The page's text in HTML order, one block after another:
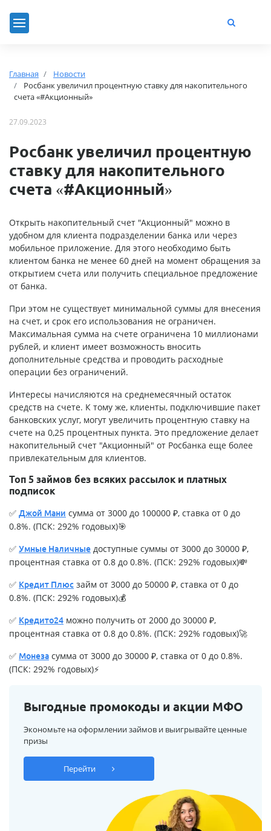
Главная
Новости
Росбанк увеличил процентную ставку для накопительного
счета «#Акционный»
27.09.2023
Росбанк увеличил процентную
ставку для накопительного
счета «#Акционный»
Открыть накопительный счет "Акционный" можно в
удобном для клиента подразделении банка или через
мобильное приложение. Для этого необходимо быть
клиентом банка не менее 60 дней на момент обращения за
открытием счета или получить специальное предложение
от банка.
При этом не существует минимальной суммы для внесения
на счет, и срок его использования не ограничен.
Максимальная сумма на счете ограничена 10 миллионами
рублей, и клиент имеет возможность вносить
дополнительные средства и проводить расходные
операции без ограничений.
Интересы начисляются на среднемесячный остаток
средств на счете. К тому же, клиенты, подключившие пакет
банковских услуг, могут увеличить процентную ставку на
счете на 0,25 процентных пункта. Это предложение делает
накопительный счет "Акционный" от Росбанка еще более
привлекательным для клиентов.
Топ 5 займов без всяких рассылок и платных
подписок
✅ Джой Мани сумма от 3000 до 100000 ₽, ставка от 0 до
0.8%. (ПСК: 292% годовых)🎯
✅ Умные Наличные доступные суммы от 3000 до 30000 ₽,
процентная ставка от 0.8 до 0.8%. (ПСК: 292% годовых)💸
✅ Кредит Плюс займ от 3000 до 50000 ₽, ставка от 0 до
0.8%. (ПСК: 292% годовых)💰
✅ Кредито24 можно получить от 2000 до 30000 ₽,
процентная ставка от 0.8 до 0.8%. (ПСК: 292% годовых)🚀
✅ Монеза сумма от 3000 до 30000 ₽, ставка от 0 до 0.8%.
(ПСК: 292% годовых)⚡
Выгодные промокоды и акции МФО
Экономьте на оформлении займов и выигрывайте ценные
призы
Перейти